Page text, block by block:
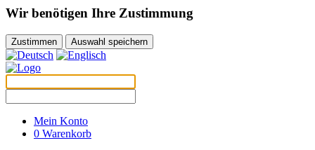
Wir benötigen Ihre Zustimmung
Zustimmen Auswahl speichern
Mein Konto
0 Warenkorb